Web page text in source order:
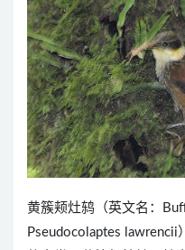
黄簇颊灶鸫（英文名：
Pseudocolaptes